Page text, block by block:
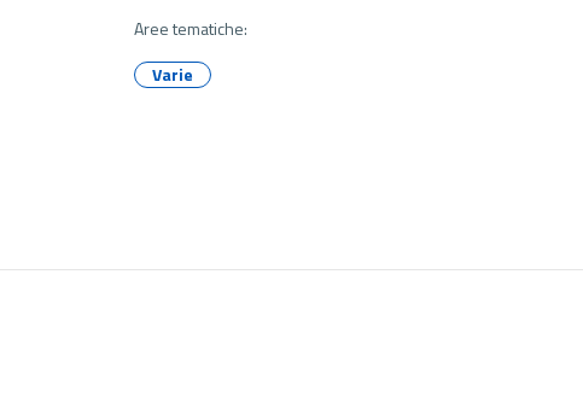
Aree tematiche:
Varie